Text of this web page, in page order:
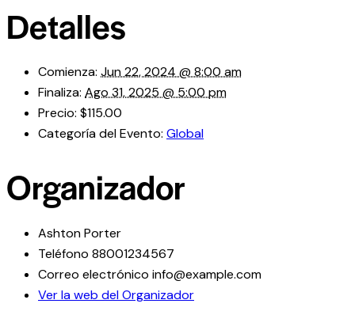
Detalles
Comienza: Jun 22, 2024 @ 8:00 am
Finaliza: Ago 31, 2025 @ 5:00 pm
Precio: $115.00
Categoría del Evento: Global
Organizador
Ashton Porter
Teléfono 88001234567
Correo electrónico info@example.com
Ver la web del Organizador